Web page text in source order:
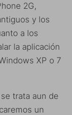
2G,
y los
a los
la aplicación
XP o 7
trata aun de
un